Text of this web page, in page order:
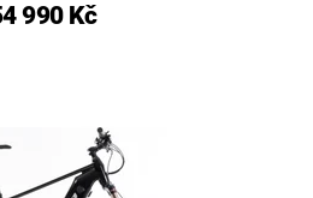
990 Kč